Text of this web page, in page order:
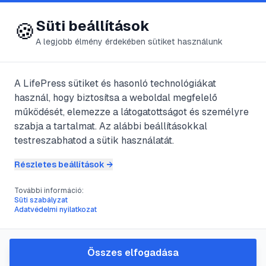
😍 LifePress
@ankara
2023. május 15. 3 perc olvasás
Kacsacsőrű emlős
szokatlan teremtmény, a tojásrakó
🍪Süti beállítások
A legjobb élmény érdekében sütiket használunk
A LifePress sütiket és hasonló technológiákat
használ, hogy biztosítsa a weboldal megfelelő
működését, elemezze a látogatottságot és személyre
szabja a tartalmat. Az alábbi beállításokkal
testreszabhatod a sütik használatát.
Részletes beállítások →
További információ:
Süti szabályzat
Adatvédelmi nyilatkozat
Összes elfogadása